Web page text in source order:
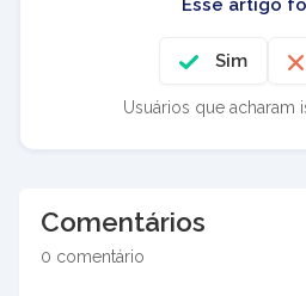
Esse artigo
Sim
Usuários que acharam
Comentários
0 comentário